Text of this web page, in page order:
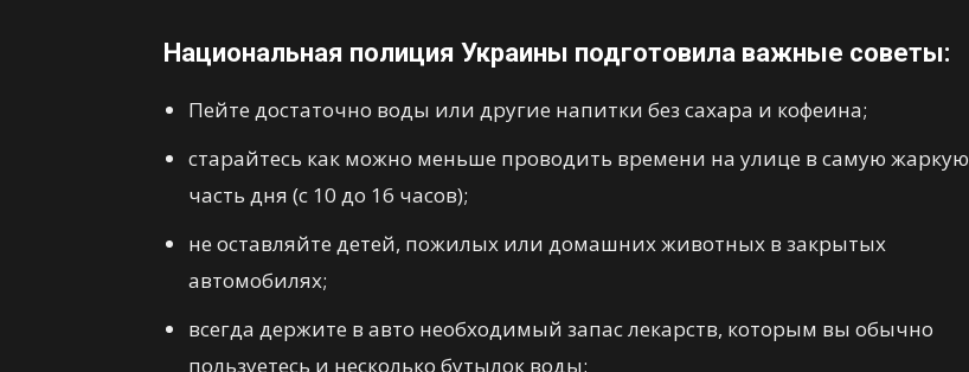
Национальная полиция Украины подготовила важные советы:
Пейте достаточно воды или другие напитки без сахара и кофеина;
старайтесь как можно меньше проводить времени на улице в самую жаркую
часть дня (с 10 до 16 часов);
не оставляйте детей, пожилых или домашних животных в закрытых
автомобилях;
всегда держите в авто необходимый запас лекарств, которым вы обычно
пользуетесь и несколько бутылок воды;